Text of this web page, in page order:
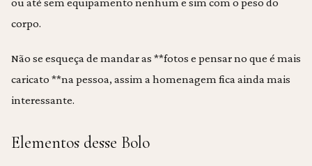
corpo.
Não se esqueça de mandar as **fotos e pensar no que é mais
caricato **na pessoa, assim a homenagem fica ainda mais
interessante.
Elementos desse Bolo